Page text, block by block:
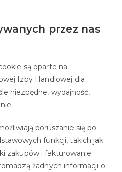
przez nas
są oparte na
Izby Handlowej dla
niezbędne, wydajność,
poruszanie się po
funkcji, takich jak
zakupów i fakturowanie
żadnych informacji o